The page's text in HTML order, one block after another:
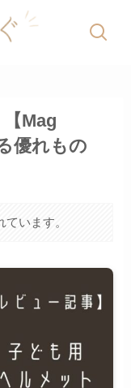
Mag
優れもの
います。